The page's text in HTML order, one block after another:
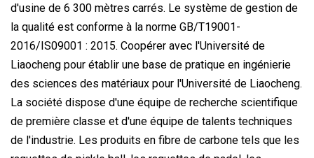
d'usine de 6 300 mètres carrés. Le système de gestion de
la qualité est conforme à la norme GB/T19001-
2016/IS09001 : 2015. Coopérer avec l'Université de
Liaocheng pour établir une base de pratique en ingénierie
des sciences des matériaux pour l'Université de Liaocheng.
La société dispose d'une équipe de recherche scientifique
de première classe et d'une équipe de talents techniques
de l'industrie. Les produits en fibre de carbone tels que les